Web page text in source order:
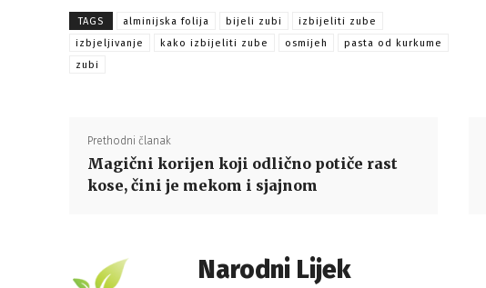
TAGS alminijska folija bijeli zubi
izbijeliti zube
izbjeljivanje
kako izbijeliti zube osmijeh
pasta od kurkume
zubi
Prethodni članak
Magični korijen koji odlično potiče rast
kose, čini je mekom i sjajnom
Narodni Lijek